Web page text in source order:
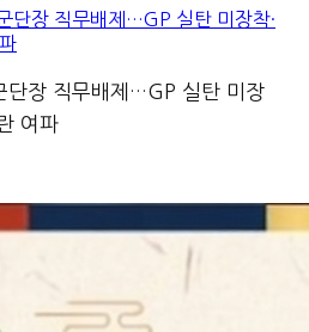
단장 직무배제…GP 실탄 미장
여파